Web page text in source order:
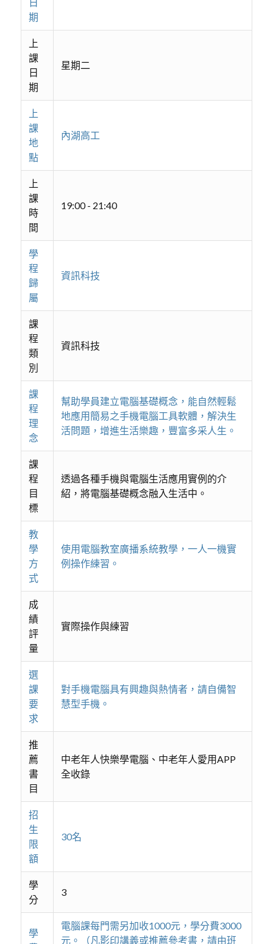
期
上
課
日
期
星期二
上
課
地
點
內湖高工
上
課
時
間
19:00 - 21:40
學
程
歸
屬
資訊科技
課
程
類
別
資訊科技
課
程
理
念
幫助學員建立電腦基礎概念，能自然輕鬆
地應用簡易之手機電腦工具軟體，解決生
活問題，增進生活樂趣，豐富多采人生。
課
程
目
標
透過各種手機與電腦生活應用實例的介
紹，將電腦基礎概念融入生活中。
教
學
方
式
使用電腦教室廣播系統教學，一人一機實
例操作練習。
成
績
評
量
實際操作與練習
選
課
要
求
對手機電腦具有興趣與熱情者，請自備智
慧型手機。
推
薦
書
目
中老年人快樂學電腦、中老年人愛用APP
全收錄
招
生
限
額
30名
學
分
3
學
電腦課每門需另加收1000元，學分費3000
元。（凡影印講義或推薦參考書，請由班